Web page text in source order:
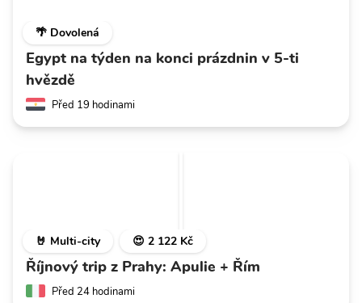
🌴 Dovolená
Egypt na týden na konci prázdnin v 5-ti
hvězdě
Před 19 hodinami
🤘 Multi-city 😍 2 122 Kč
Říjnový trip z Prahy: Apulie + Řím
Před 24 hodinami